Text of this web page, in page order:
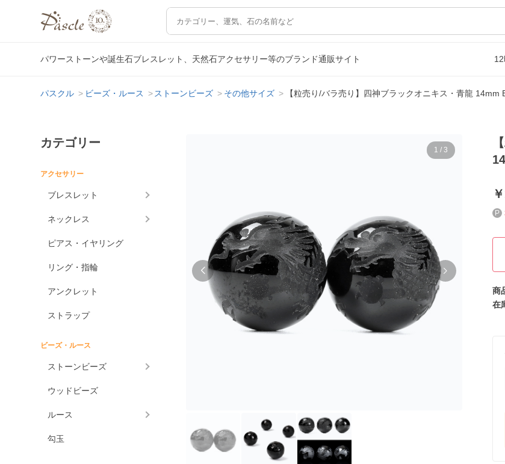
パワーストーンや誕生石ブレスレット、天然石アクセサリー等のブランド通販サイト
パスクル ビーズ・ルース ストーンビーズ その他サイズ 【粒売り/バラ売り】四神ブラックオニキス・青龍 14mm
カテゴリー
アクセサリー
ブレスレット
ネックレス
ピアス・イヤリング
リング・指輪
アンクレット
ストラップ
ビーズ・ルース
ストーンビーズ
ウッドビーズ
ルース
勾玉
1 / 3
商
在